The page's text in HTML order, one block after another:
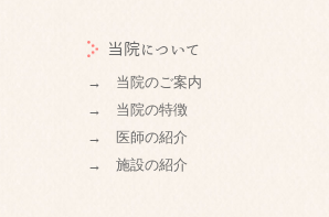
当院について
→ 当院のご案内
→ 当院の特徴
→ 医師の紹介
→ 施設の紹介